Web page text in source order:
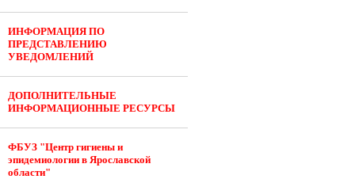
ИНФОРМАЦИЯ ПО
ПРЕДСТАВЛЕНИЮ
УВЕДОМЛЕНИЙ
ДОПОЛНИТЕЛЬНЫЕ
ИНФОРМАЦИОННЫЕ РЕСУРСЫ
ФБУЗ "Центр гигиены и
эпидемиологии в Ярославской
области"